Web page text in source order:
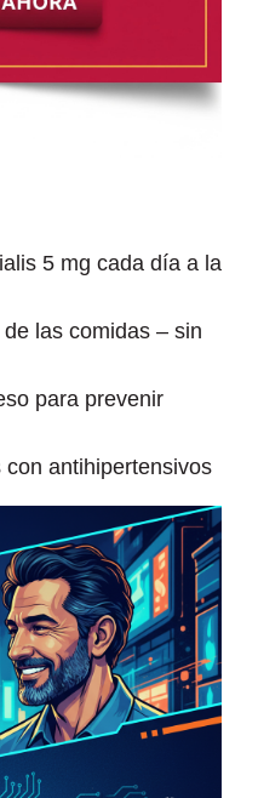
5 mg cada día a la
las comidas – sin
para prevenir
antihipertensivos